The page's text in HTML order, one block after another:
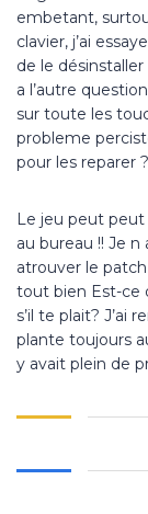
embetant,
clavier, j’ai
de le
a l’autre
sur toute les
probleme
pour les reparer ?
Le jeu peut
au bureau !! Je
atrouver le
tout bien Est-ce
s’il te plait? J’ai
plante toujours
y avait plein de